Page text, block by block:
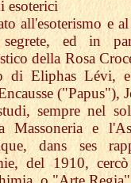
esoterici
all'esoterismo e
segrete, ed in
della Rosa
di Eliphas Lévi,
("Papus"),
sempre nel
Massoneria e
dans ses
del 1910,